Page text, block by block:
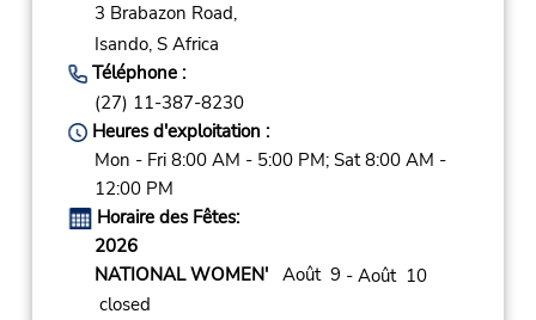
3 Brabazon Road,
Isando, S Africa
Téléphone :
(27) 11-387-8230
Heures d'exploitation :
Mon - Fri 8:00 AM - 5:00 PM; Sat 8:00 AM -
12:00 PM
Horaire des Fêtes:
2026
NATIONAL WOMEN'Août 9 - Août 10
closed